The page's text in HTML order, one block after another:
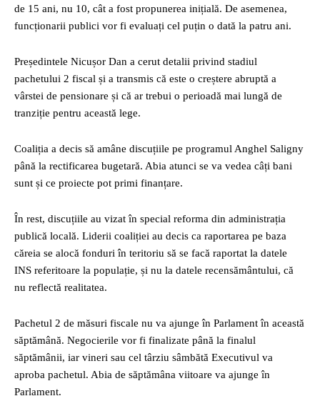
de 15 ani, nu 10, cât a fost propunerea inițială. De asemenea,
funcționarii publici vor fi evaluați cel puțin o dată la patru ani.
Președintele Nicușor Dan a cerut detalii privind stadiul
pachetului 2 fiscal și a transmis că este o creștere abruptă a
vârstei de pensionare și că ar trebui o perioadă mai lungă de
tranziție pentru această lege.
Coaliția a decis să amâne discuțiile pe programul Anghel Saligny
până la rectificarea bugetară. Abia atunci se va vedea câți bani
sunt și ce proiecte pot primi finanțare.
În rest, discuțiile au vizat în special reforma din administrația
publică locală. Liderii coaliției au decis ca raportarea pe baza
căreia se alocă fonduri în teritoriu să se facă raportat la datele
INS referitoare la populație, și nu la datele recensământului, că
nu reflectă realitatea.
Pachetul 2 de măsuri fiscale nu va ajunge în Parlament în această
săptămână. Negocierile vor fi finalizate până la finalul
săptămânii, iar vineri sau cel târziu sâmbătă Executivul va
aproba pachetul. Abia de săptămâna viitoare va ajunge în
Parlament.